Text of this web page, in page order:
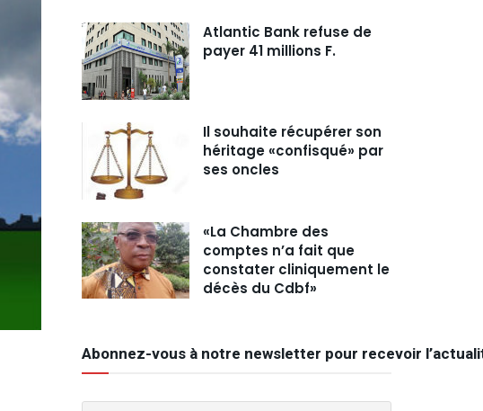
Atlantic Bank refuse de
payer 41 millions F.
Il souhaite récupérer son
héritage «confisqué» par
ses oncles
«La Chambre des
comptes n’a fait que
constater cliniquement le
décès du Cdbf»
Abonnez-vous à notre newsletter pour recevoir